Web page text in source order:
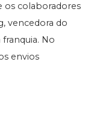
os colaboradores
vencedora do
No
envios